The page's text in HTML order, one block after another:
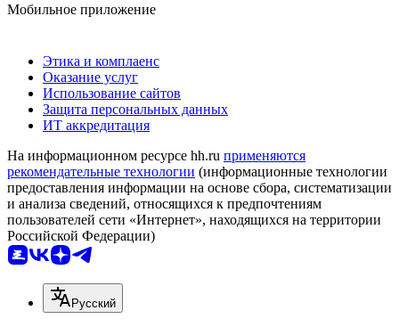
Мобильное приложение
Этика и комплаенс
Оказание услуг
Использование сайтов
Защита персональных данных
ИТ аккредитация
На информационном ресурсе hh.ru применяются
рекомендательные технологии (информационные технологии
предоставления информации на основе сбора, систематизации
и анализа сведений, относящихся к предпочтениям
пользователей сети «Интернет», находящихся на территории
Российской Федерации)
Русский